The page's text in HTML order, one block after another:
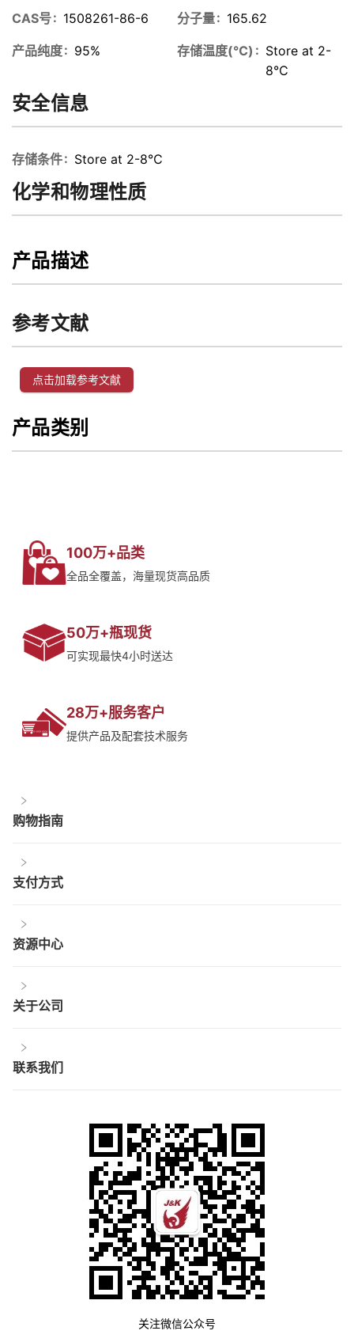
CAS号 1508261-86-6 分子量 165.62
产品纯度 95% 存储温度(℃)
Store at 2-
8℃
安全信息
存储条件 Store at 2-8℃
化学和物理性质
产品描述
参考文献
点击加载参考文献
产品类别
100万+品类
全品全覆盖，海量现货高品质
50万+瓶现货
可实现最快4小时送达
28万+服务客户
提供产品及配套技术服务
购物指南
支付方式
资源中心
关于公司
联系我们
关注微信公众号